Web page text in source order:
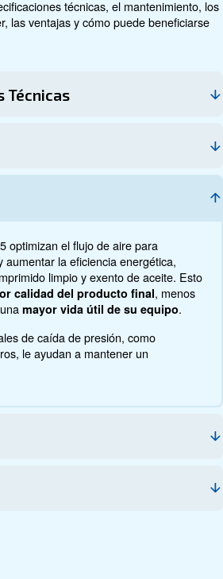
2-425 SE PRODUCEN
MÁS EFICIENTE.
de aire
especificaciones técnicas, el
las ventajas y cómo puede